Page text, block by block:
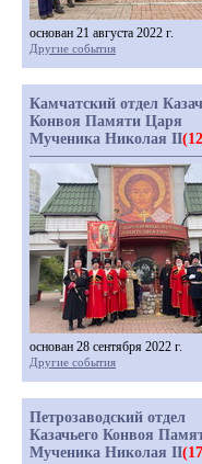
основан 21 августа 2022 г.
Другие события
Камчатский отдел
Конвоя Памяти Царя
Мученика Николая II
основан 28 сентября 2022 г.
Другие события
Петрозаводский отдел
Казачьего Конвоя
Мученика Николая II